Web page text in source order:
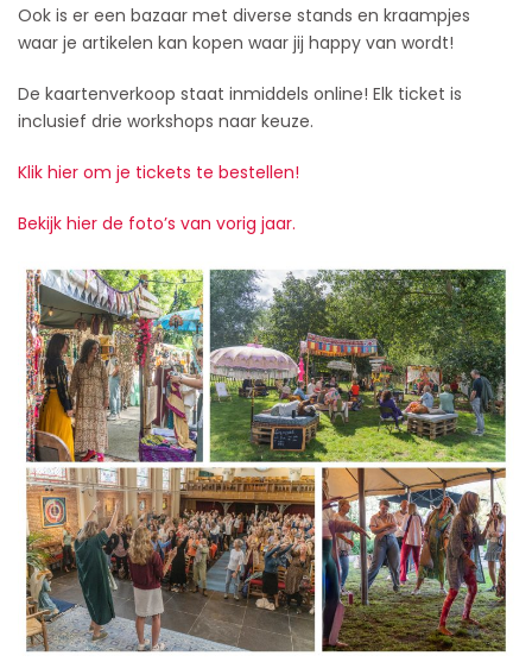
Ook is er een bazaar met diverse stands en kraampjes
waar je artikelen kan kopen waar jij happy van wordt!
De kaartenverkoop staat inmiddels online! Elk ticket is
inclusief drie workshops naar keuze.
Klik hier om je tickets te bestellen!
Bekijk hier de foto’s van vorig jaar.